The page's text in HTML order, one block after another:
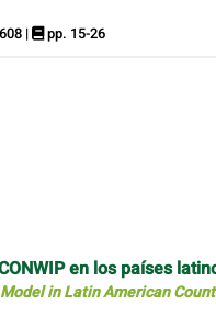
| pp. 15-26
en los países
in Latin American